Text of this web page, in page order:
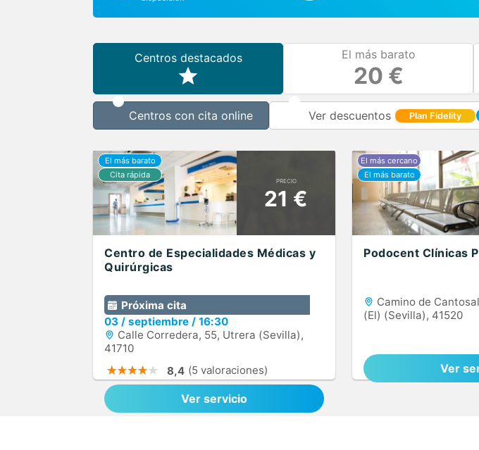
Centros destacados El más barato
20 €
Centros con cita online Ver descuentos Plan Fidelity
PRECIO
21 €
Centro de Especialidades Médicas y
Quirúrgicas
Próxima cita
03 / septiembre / 16:30
Calle Corredera, 55, Utrera (Sevilla),
41710
8,4 (5 valoraciones)
Ver servicio
Podocent Clínicas
Camino de
(El) (Sevilla), 41520
Ver